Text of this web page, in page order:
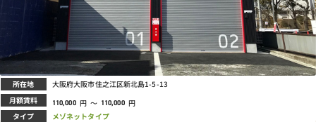
所在地 大阪府大阪市住之江区新北島1-5-13
月額賃料 110,000 円 ～ 110,000 円
タイプ メゾネットタイプ